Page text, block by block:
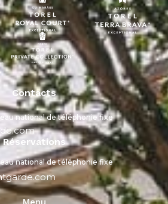
Contacts
national de téléphonie fixe
Réservations
national de téléphonie fixe